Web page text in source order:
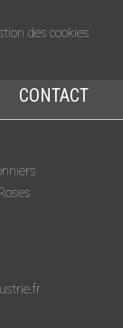
des cookies
CONTACT